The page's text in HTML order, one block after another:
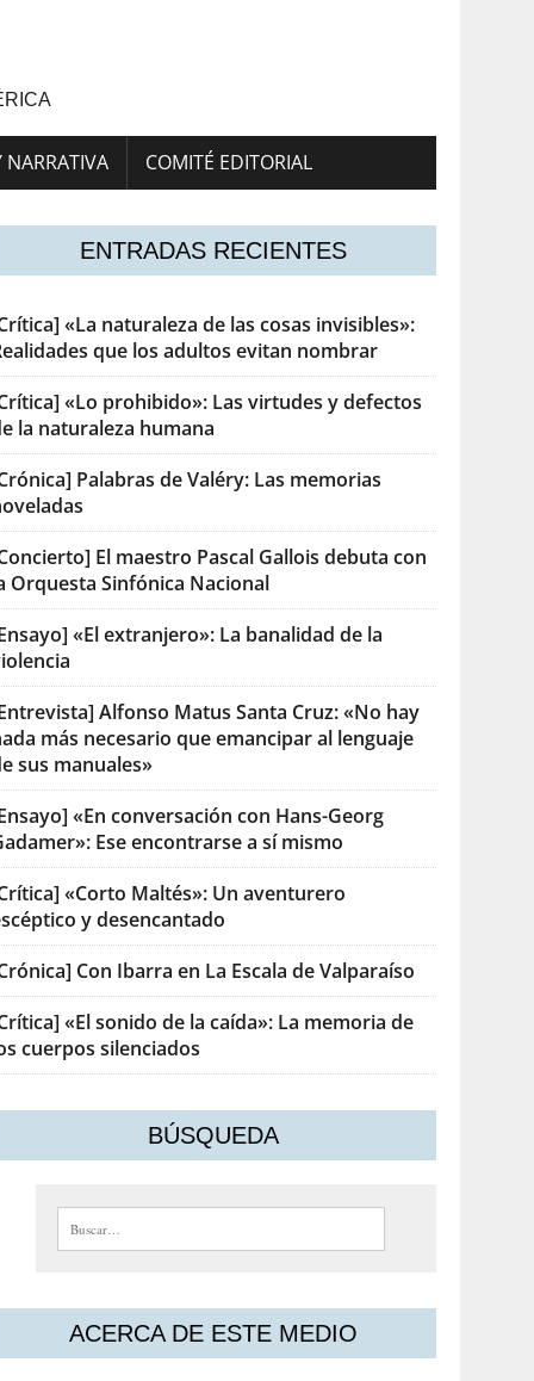
NARRATIVA COMITÉ EDITORIAL
ENTRADAS RECIENTES
«La naturaleza de las cosas invisibles»:
que los adultos evitan nombrar
«Lo prohibido»: Las virtudes y defectos
la naturaleza humana
Palabras de Valéry: Las memorias
El maestro Pascal Gallois debuta con
Orquesta Sinfónica Nacional
«El extranjero»: La banalidad de la
Alfonso Matus Santa Cruz: «No hay
más necesario que emancipar al lenguaje
sus manuales»
«En conversación con Hans-Georg
Ese encontrarse a sí mismo
«Corto Maltés»: Un aventurero
y desencantado
Con Ibarra en La Escala de Valparaíso
«El sonido de la caída»: La memoria de
cuerpos silenciados
BÚSQUEDA
Buscar:
ACERCA DE ESTE MEDIO